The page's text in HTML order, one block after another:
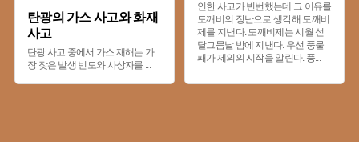
탄광의 가스 사고와 화재
사고
탄광 사고 중에서 가스 재해는 가
장 잦은 발생 빈도와 사상자를 ...
인한 사고가 빈번했는데 그 이유를
도깨비의 장난으로 생각해 도깨비
제를 지낸다. 도깨비제는 시월 섣
달그믐날 밤에 지낸다. 우선 풍물
패가 제의의 시작을 알린다. 풍...